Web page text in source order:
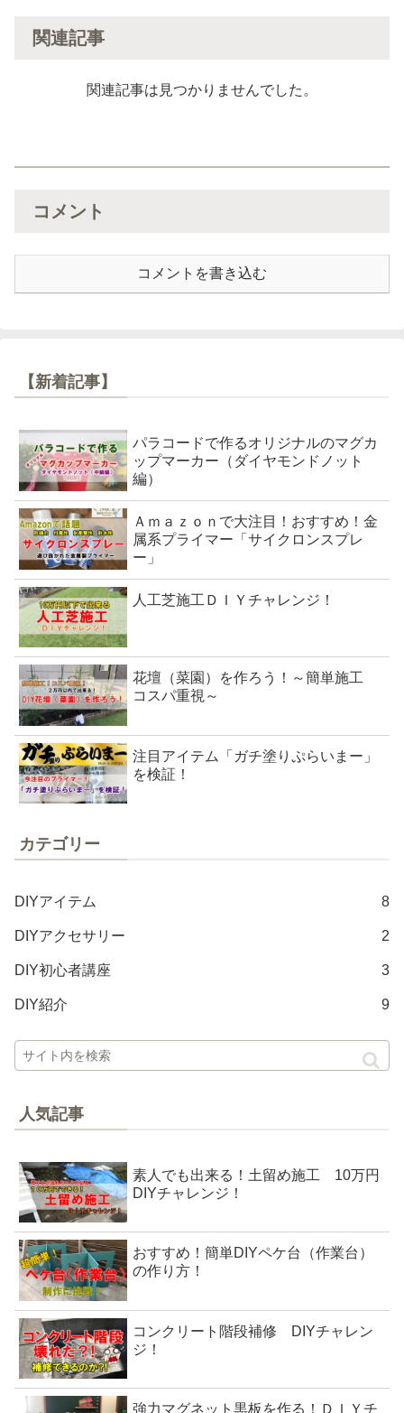
関連記事
関連記事は見つかりませんでした。
コメント
コメントを書き込む
【新着記事】
パラコードで作るオリジナルのマグカ
ップマーカー（ダイヤモンドノット
編）
Ａｍａｚｏｎで大注目！おすすめ！金
属系プライマー「サイクロンスプレ
ー」
人工芝施工ＤＩＹチャレンジ！
花壇（菜園）を作ろう！～簡単施工
コスパ重視～
注目アイテム「ガチ塗りぷらいまー」
を検証！
カテゴリー
DIYアイテム 8
DIYアクセサリー 2
DIY初心者講座 3
DIY紹介 9
人気記事
素人でも出来る！土留め施工 10万円
DIYチャレンジ！
おすすめ！簡単DIYペケ台（作業台）
の作り方！
コンクリート階段補修 DIYチャレン
ジ！
強力マグネット黒板を作る！ＤＩＹチ